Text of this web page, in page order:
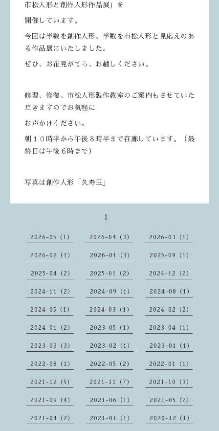
市松人形と創作人形作品展」を
開催しています。
今回は半数を創作人形、半数を市松人形と見応えのあ
る作品展にいたしました。
ぜひ、お花見がてら、お越しください。
修理、修復、市松人形製作教室のご案内もさせていた
だきますのでお気軽に
お声かけください。
朝１０時半から午後８時半まで在廊しています。（最
終日は午後６時まで）
写真は創作人形「久寿玉」
1
2026-05（1） 2026-04（3） 2026-03（1）
2026-02（1） 2026-01（3） 2025-09（1）
2025-04（2） 2025-01（2） 2024-12（2）
2024-11（2） 2024-09（1） 2024-08（1）
2024-05（1） 2024-03（1） 2024-02（2）
2024-01（2） 2023-05（1） 2023-04（1）
2023-03（3） 2023-02（1） 2023-01（1）
2022-08（1） 2022-05（2） 2022-01（1）
2021-12（5） 2021-11（7） 2021-10（3）
2021-09（4） 2021-06（1） 2021-05（2）
2021-04（2） 2021-01（1） 2020-12（1）